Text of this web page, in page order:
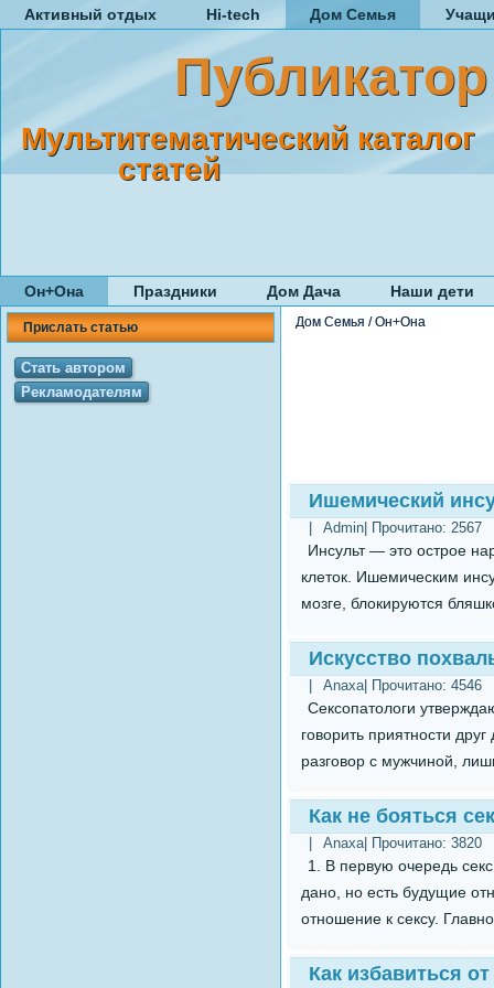
Активный отдых Hi-tech Дом Семья
Публикатор
Мультитематический каталог
статей
Он+Она Праздники Дом Дача Наши дети
Прислать статью
Стать автором
Рекламодателям
Дом Семья /Он+Она
Ишемический
Admin | Прочитано: 2567
Инсульт — это острое
клеток. Ишемическим
мозге, блокируются
Искусство
Anaxa| Прочитано: 4546
Сексопатологи
говорить приятности
разговор с мужчиной,
Как не бояться
Anaxa| Прочитано: 3820
1. В первую очередь
дано, но есть будущие
отношение к сексу.
Как избавиться